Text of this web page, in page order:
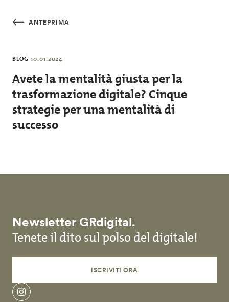
ANTEPRIMA
BLOG 10.01.2024
Avete la mentalità giusta per la
trasformazione digitale? Cinque
strategie per una mentalità di
successo
Newsletter GRdigital.
Tenete il dito sul polso del digitale!
ISCRIVITI ORA
instagram